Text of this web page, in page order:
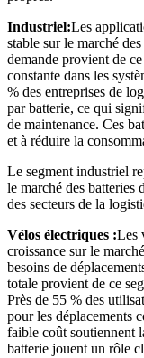
Industriel:Les
stable sur le marché
demande provient de
constante dans les
% des entreprises de
par batterie, ce qui
de maintenance. Ces
et à réduire la
Le segment industriel
le marché des batteries
des secteurs de la
Vélos électriques :Les
croissance sur le
besoins de
totale provient de ce
Près de 55 % des
pour les déplacements
faible coût soutiennent
batterie jouent un rôle